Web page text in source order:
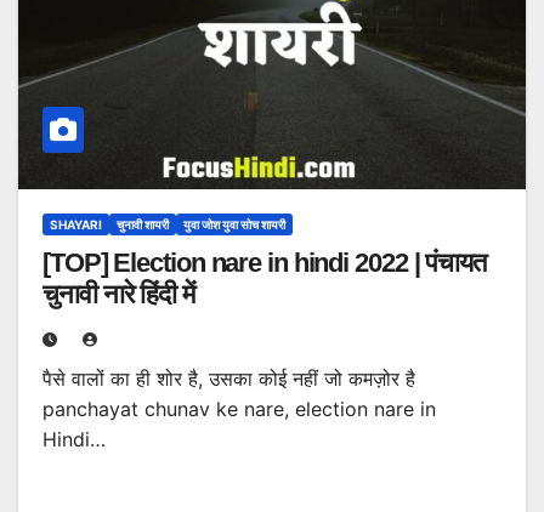
SHAYARI चुनावी शायरी युवा जोश युवा सोच शायरी
[TOP] Election nare in hindi 2022 | पंचायत
चुनावी नारे हिंदी में
पैसे वालों का ही शोर है, उसका कोई नहीं जो कमज़ोर है
panchayat chunav ke nare, election nare in
Hindi…